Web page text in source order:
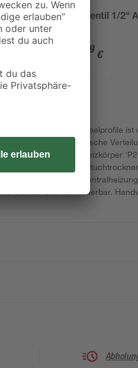
Eckventil 1/2"
79 €
horizontalen Paneelprofile
und harmonische
dem Designheizkörper
und
jeder gängigen
kombinierbar.